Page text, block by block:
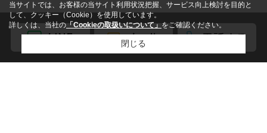
当サイトでは、お客様の当サイト利用状況把握、サービス向上検討を目的と
して、クッキー（Cookie）を使用しています。
詳しくは、当社の 「Cookieの取扱いについて」 をご確認ください。
閉じる